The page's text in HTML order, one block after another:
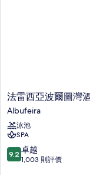
法
雷
西
亞
波
爾
圖
法雷西亞波爾圖灣
Albufeira
泳池
SPA
9.2
分
9.2 卓越
1,003 則評價